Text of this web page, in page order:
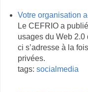
Votre organisation
Le CEFRIO a
usages du Web
ci s’adresse à la
privées.
tags: socialmedia